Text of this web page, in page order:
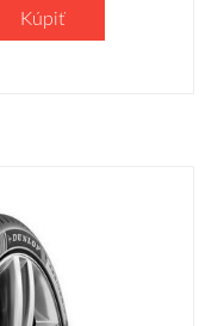
Kúpiť